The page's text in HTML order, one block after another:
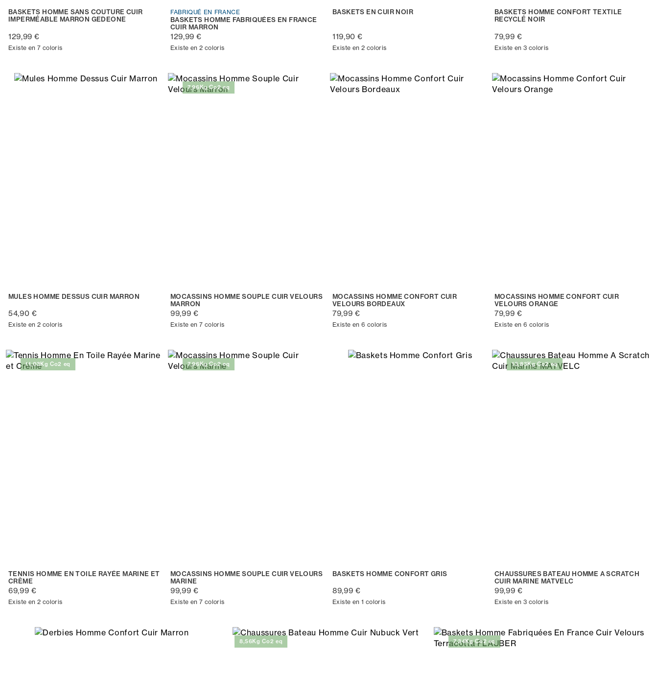
BASKETS HOMME SANS COUTURE CUIR
IMPERMÉABLE MARRON GEDEONE
129,99 €
Existe en 7 coloris
FABRIQUÉ EN FRANCE
BASKETS HOMME FABRIQUÉES EN FRANCE
CUIR MARRON
129,99 €
Existe en 2 coloris
BASKETS EN CUIR NOIR
119,90 €
Existe en 2 coloris
BASKETS HOMME CONFORT TEXTILE
RECYCLÉ NOIR
79,99 €
Existe en 3 coloris
MULES HOMME DESSUS CUIR MARRON
54,90 €
Existe en 2 coloris
7,96Kg Co2 eq
MOCASSINS HOMME SOUPLE CUIR VELOURS
MARRON
99,99 €
Existe en 7 coloris
MOCASSINS HOMME CONFORT CUIR
VELOURS BORDEAUX
79,99 €
Existe en 6 coloris
MOCASSINS HOMME CONFORT CUIR
VELOURS ORANGE
79,99 €
Existe en 6 coloris
11,03Kg Co2 eq
TENNIS HOMME EN TOILE RAYÉE MARINE ET
CRÈME
69,99 €
Existe en 2 coloris
7,96Kg Co2 eq
MOCASSINS HOMME SOUPLE CUIR VELOURS
MARINE
99,99 €
Existe en 7 coloris
BASKETS HOMME CONFORT GRIS
89,99 €
Existe en 1 coloris
13,83Kg Co2 eq
CHAUSSURES BATEAU HOMME A SCRATCH
CUIR MARINE MATVELC
99,99 €
Existe en 3 coloris
8,56Kg Co2 eq 7,34Kg Co2 eq